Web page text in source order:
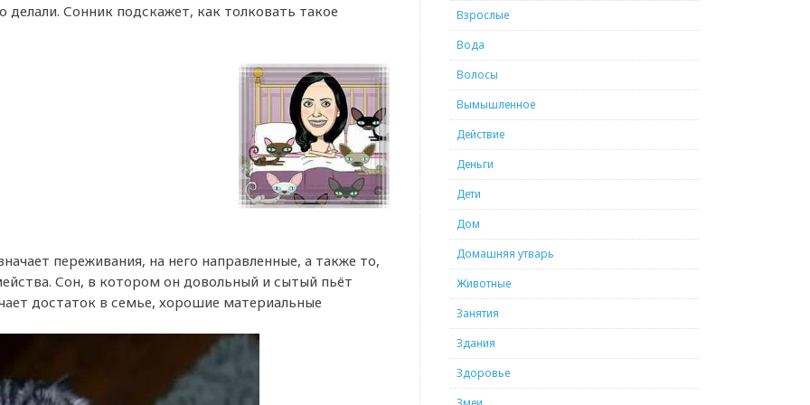
делали. Сонник подскажет, как толковать такое
переживания, на него направленные, а также то,
Сон, в котором он довольный и сытый пьёт
достаток в семье, хорошие материальные
Взрослые
Вода
Волосы
Вымышленное
Действие
Деньги
Дети
Дом
Домашняя утварь
Животные
Занятия
Здания
Здоровье